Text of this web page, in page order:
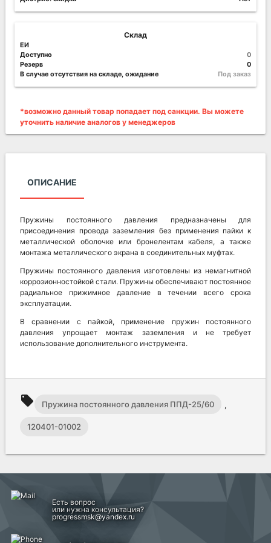
Склад
ЕИ
Доступно
0
Резерв
0
В случае отсутствия на складе, ожидание
Под заказ
*возможно данный товар попадает под санкции. Вы можете
уточнить наличие аналогов у менеджеров
ОПИСАНИЕ
Пружины постоянного давления предназначены для
присоединения провода заземления без применения пайки к
металлической оболочке или бронелентам кабеля, а также
монтажа металлического экрана в соединительных муфтах.
Пружины постоянного давления изготовлены из немагнитной
коррозионностойкой стали. Пружины обеспечивают постоянное
радиальное прижимное давление в течении всего срока
эксплуатации.
В сравнении с пайкой, применение пружин постоянного
давления упрощает монтаж заземления и не требует
использование дополнительного инструмента.
local_offer Пружина постоянного давления ППД-25/60 ,
120401-01002
Есть вопрос
или нужна консультация?
progressmsk@yandex.ru